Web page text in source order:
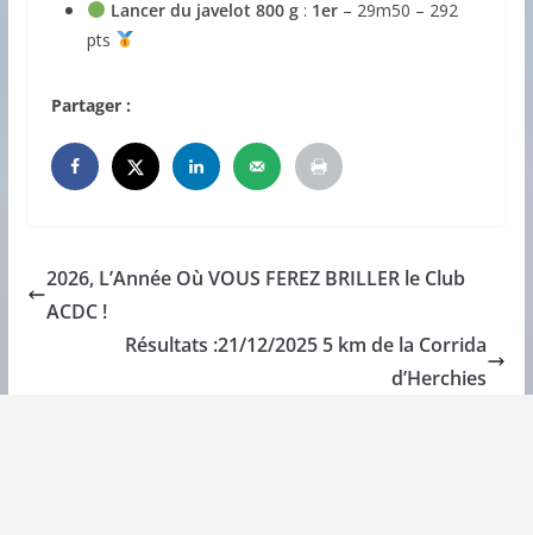
Lancer du javelot 800 g: 1er– 29m50 – 292
pts
Partager :
2026, L’Année Où VOUS FEREZ BRILLER le Club
ACDC !
Résultats :21/12/2025 5 km de la Corrida
d’Herchies